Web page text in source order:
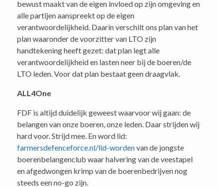
bewust maakt van de eigen invloed op zijn omgeving en
alle partijen aanspreekt op de eigen
verantwoordelijkheid. Daarin verschilt ons plan van het
plan waaronder de voorzitter van LTO zijn
handtekening heeft gezet: dat plan legt alle
verantwoordelijkheid en lasten neer bij de boeren/de
LTO leden. Voor dat plan bestaat geen draagvlak.
ALL4One
FDF is altijd duidelijk geweest waarvoor wij gaan: de
belangen van onze boeren, onze leden. Daar strijden wij
hard voor. Strijd mee. En word lid:
farmersdefenceforce.nl/lid-wordenvan de jongste
boerenbelangenclub waar halvering van de veestapel
en afgedwongen krimp van de boerenbedrijven nog
steeds een no-go zijn.